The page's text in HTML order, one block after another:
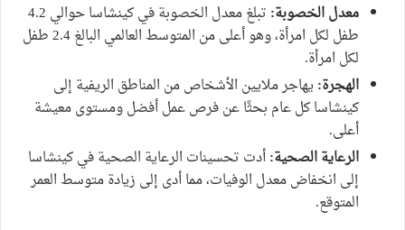
معدل الخصوبة:
تبلغ معدل الخصوبة في كينشاسا حوالي 4.2
طفل لكل امرأة، وهو أعلى من المتوسط العالمي البالغ 2.4 طفل
لكل امرأة.
الهجرة:يهاجر ملايين الأشخاص من المناطق الريفية إلى
كينشاسا كل عام بحثًا عن فرص عمل أفضل ومستوى معيشة
أعلى.
الرعاية الصحية:أدت تحسينات الرعاية الصحية في كينشاسا
إلى انخفاض معدل الوفيات، مما أدى إلى زيادة متوسط العمر
المتوقع.